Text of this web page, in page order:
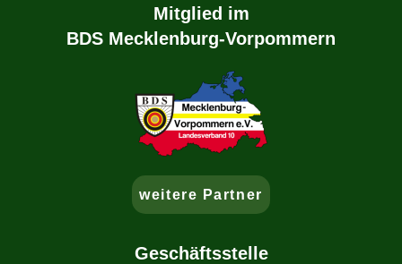
Mitglied im
BDS Mecklenburg-Vorpommern
weitere Partner
Geschäftsstelle